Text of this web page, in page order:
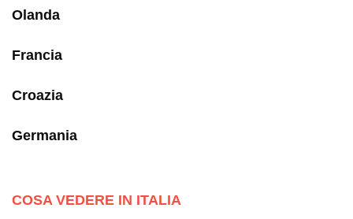
Olanda
Francia
Croazia
Germania
COSA VEDERE IN ITALIA